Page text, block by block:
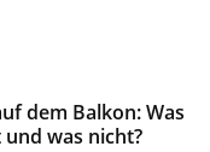
dem Balkon: Was
was nicht?